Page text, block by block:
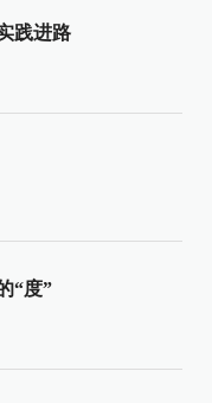
践进路
“度”